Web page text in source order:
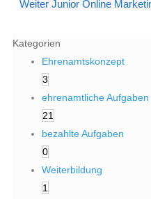
Kategorien
Ehrenamtskonzept
3
ehrenamtliche Aufgaben
21
bezahlte Aufgaben
0
Weiterbildung
1
WeiterJunior Online